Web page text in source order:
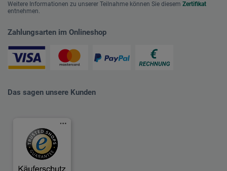
Weitere Informationen zu unserer Teilnahme können Sie diesem Zertifikat
entnehmen.
Zahlungsarten im Onlineshop
Das sagen unsere Kunden